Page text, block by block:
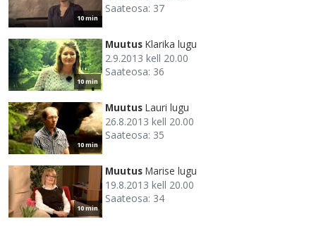
10 min
Saateosa: 37
10 min
Muutus Klarika lugu
2.9.2013 kell 20.00
Saateosa: 36
10 min
Muutus Lauri lugu
26.8.2013 kell 20.00
Saateosa: 35
10 min
Muutus Marise lugu
19.8.2013 kell 20.00
Saateosa: 34